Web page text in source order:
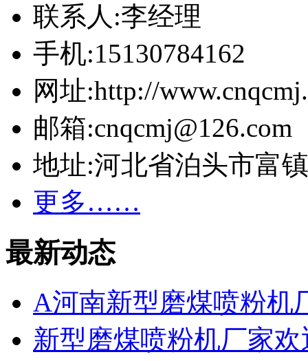
联系人:李经理
手机:15130784162
网址:http://
邮箱:cnqcmj@126.com
地址:河北省泊头市富
更多……
最新动态
A河南新型磨煤喷粉机
新型磨煤喷粉机厂家